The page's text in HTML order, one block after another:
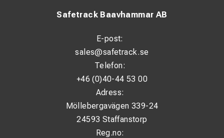
Safetrack Baavhammar AB
E-post:
sales@safetrack.se
Telefon:
+46 (0)40-44 53 00
Adress:
Möllebergavägen 339-24
24593 Staffanstorp
Reg.no: